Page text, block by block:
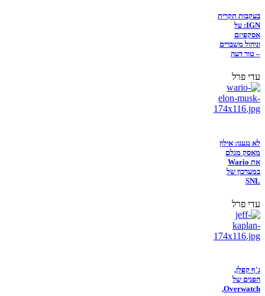
בעקבות תקרית
IGN: על
אסקפיזם
וניהול משברים
– טור דעה
עדי פרל
לא נגענו: אילון
מאסק מגלם
את Wario
במערכון של
SNL
עדי פרל
ג'ף קפלן,
הפנים של
Overwatch,